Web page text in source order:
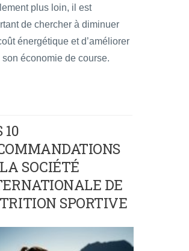
plus loin, il est
de chercher à diminuer
énergétique et d’améliorer
son économie de course.
10
SOCIÉTÉ
DE
SPORTIVE